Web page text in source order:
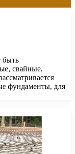
быть
свайные,
фундаменты, для